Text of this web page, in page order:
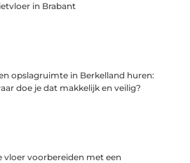
in Brabant
opslagruimte in Berkelland huren:
doe je dat makkelijk en veilig?
vloer voorbereiden met een